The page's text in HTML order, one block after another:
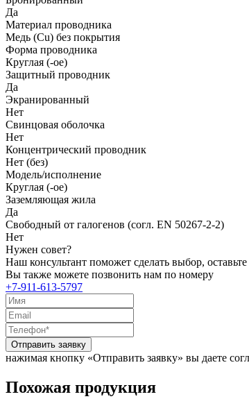
Да
Материал проводника
Медь (Cu) без покрытия
Форма проводника
Круглая (-ое)
Защитный проводник
Да
Экранированный
Нет
Свинцовая оболочка
Нет
Концентрический проводник
Нет (без)
Модель/исполнение
Круглая (-ое)
Заземляющая жила
Да
Свободный от галогенов (согл. EN 50267-2-2)
Нет
Нужен совет?
Наш консультант поможет сделать выбор,
Вы также можете позвонить нам по номеру
+7-911-613-5797
Отправить заявку
нажимая кнопку «Отправить заявку» вы даете
Похожая продукция